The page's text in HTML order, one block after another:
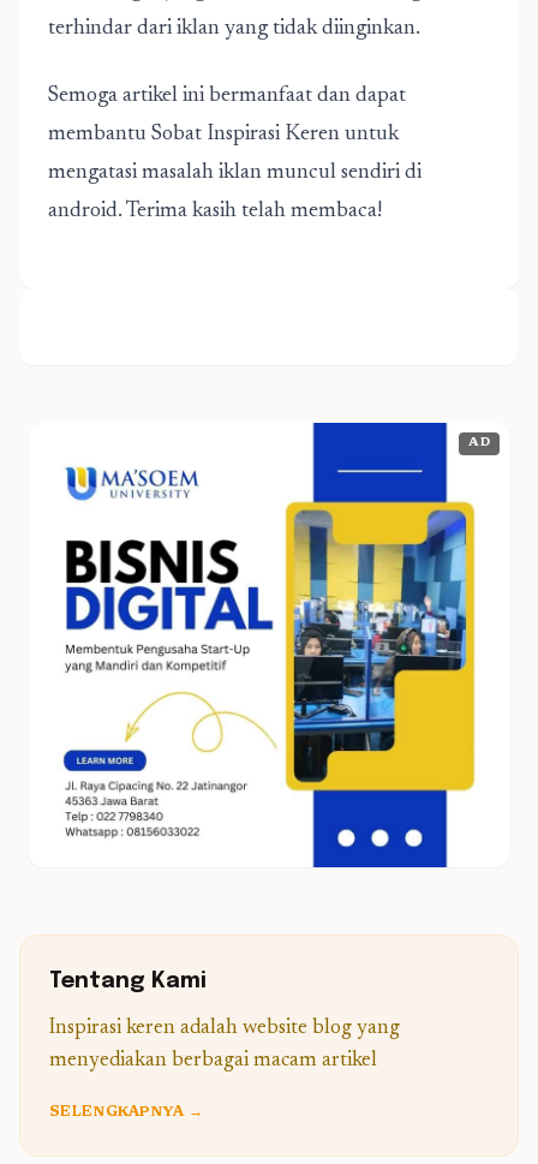
terhindar dari iklan yang tidak diinginkan.
Semoga artikel ini bermanfaat dan dapat
membantu Sobat Inspirasi Keren untuk
mengatasi masalah iklan muncul sendiri di
android. Terima kasih telah membaca!
AD
Tentang Kami
Inspirasi keren adalah website blog yang
menyediakan berbagai macam artikel
SELENGKAPNYA →